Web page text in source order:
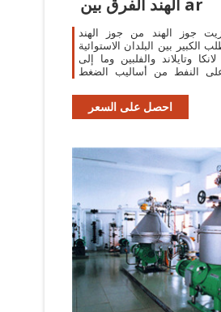
الهند الفرق بين ar
جوز الهند من جوز الهند
الكبير بين البلدان الاستوائية
وتايلاند والفلبين وما إلى
النفط من أساليب الضغط
احصل على السعر